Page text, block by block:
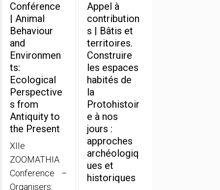
Conférence
| Animal
Behaviour
and
Environmen
ts:
Ecological
Perspective
s from
Antiquity to
the Present
XIIe
ZOOMATHIA
Conference –
Organisers:
Appel à
contribution
s | Bâtis et
territoires.
Construire
les espaces
habités de
la
Protohistoir
e à nos
jours :
approches
archéologiq
ues et
historiques